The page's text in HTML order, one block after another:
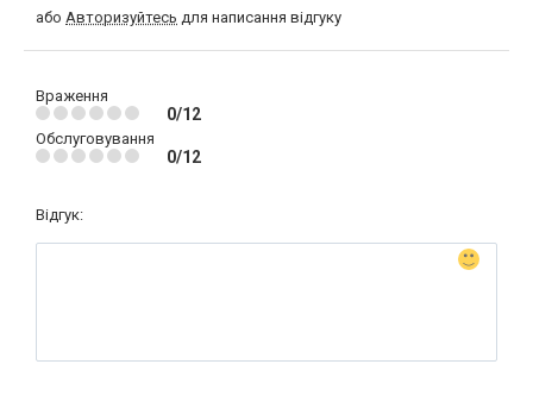
або Авторизуйтесь для написання відгуку
Враження
0/12
Обслуговування
0/12
Відгук: